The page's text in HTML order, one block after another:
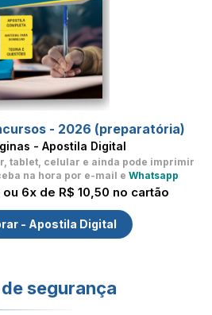
- 2026 (preparatória)
- Apostila Digital
tablet, celular e ainda pode imprimir
na hora por e-mail e Whatsapp
ou 6x de R$ 10,50 no cartão
- Apostila Digital
segurança